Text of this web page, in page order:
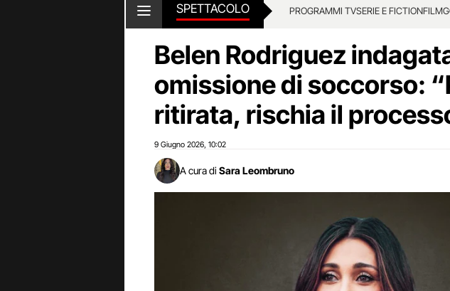
SPETTACOLO PROGRAMMI TVSERIE E FICTIONFILM
Belen Rodriguez
omissione di soccorso:
ritirata, rischia il
9 Giugno 2026 10:02
A cura di Sara Leombruno